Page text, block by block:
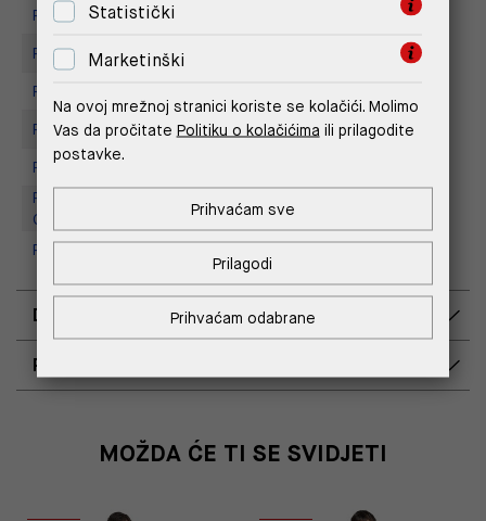
Replay Store, City Center One
Replay Store, Mall of Split
Replay store, Tower Centar
Replay Store, Supernova Zadar
Replay Store, Joker Centar
Replay Outlet Store, Designer
Outlet Croatia
Replay Outlet Store, Split
DOSTAVA
POVRAT I ZAMJENA
MOŽDA ĆE TI SE SVIDJETI
Statistički
Marketinški
Na ovoj mrežnoj stranici koriste se kolačići. Molimo
Vas da pročitate Politiku o kolačićima ili prilagodite
postavke.
Prihvaćam odabrane
Prilagodi
Prihvaćam sve